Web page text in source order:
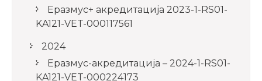
Еразмус+ акредитација 2023-1-RS01-
KA121-VET-000117561
2024
Еразмус-акредитација – 2024-1-RS01-
KA121-VET-000224173